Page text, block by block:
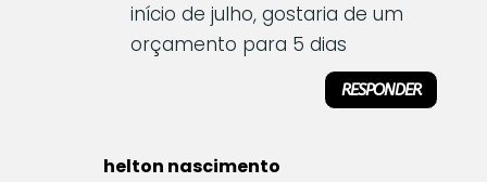
início de julho, gostaria de um
orçamento para 5 dias
RESPONDER
helton nascimento